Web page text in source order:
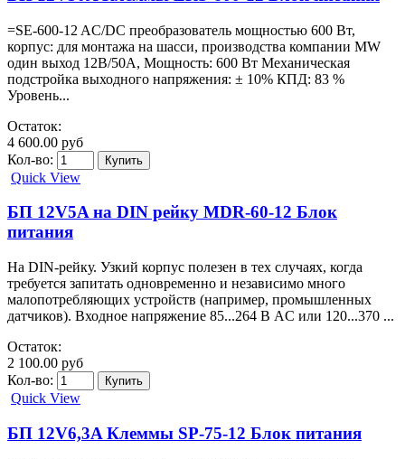
=SE-600-12 AC/DC преобразователь мощностью 600 Вт,
корпус: для монтажа на шасси, производства компании MW
один выход 12В/50А, Мощность: 600 Вт Механическая
подстройка выходного напряжения: ± 10% КПД: 83 %
Уровень...
Остаток:
4 600.00 руб
Кол-во:
Quick View
БП 12V5A на DIN рейку MDR-60-12 Блок
питания
На DIN-рейку. Узкий корпус полезен в тех случаях, когда
требуется запитать одновременно и независимо много
малопотребляющих устройств (например, промышленных
датчиков). Входное напряжение 85...264 В AC или 120...370 ...
Остаток:
2 100.00 руб
Кол-во:
Quick View
БП 12V6,3A Клеммы SP-75-12 Блок питания